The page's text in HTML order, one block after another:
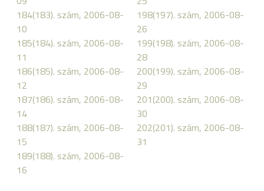
184(183). szám, 2006-08-
10
185(184). szám, 2006-08-
11
186(185). szám, 2006-08-
12
187(186). szám, 2006-08-
14
188(187). szám, 2006-08-
15
189(188). szám, 2006-08-
16
198(197). szám, 2006-08-
26
199(198). szám, 2006-08-
28
200(199). szám, 2006-08-
29
201(200). szám, 2006-08-
30
202(201). szám, 2006-08-
31